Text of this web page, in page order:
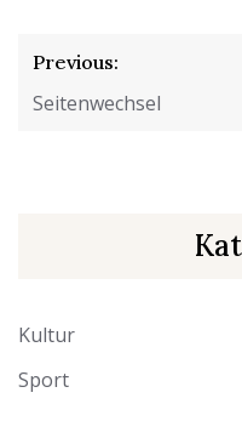
Previous:
Seitenwechsel
Kultur
Sport